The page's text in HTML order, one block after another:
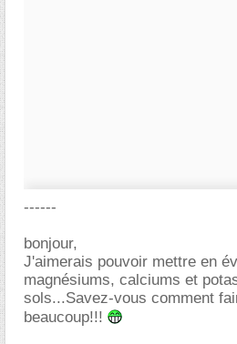
------
bonjour,
J'aimerais pouvoir mettre en
magnésiums, calciums et
sols...Savez-vous comment
beaucoup!!!